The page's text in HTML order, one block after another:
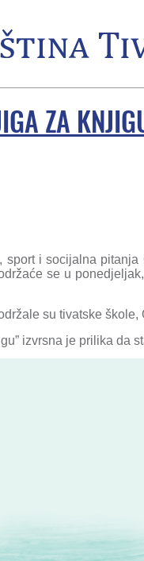
ZA
sport i socijalna
se u
su tivatske škole,
izvrsna je prilika da